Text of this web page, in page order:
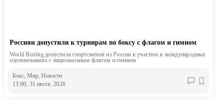
Россиян допустили к турнирам по боксу с флагом и гимном
World Boxing допустила спортсменов из России к участию в международных
соревнованиях с национальным флагом и гимном
Бокс , Мир , Новости
13:00, 31 июля, 2026